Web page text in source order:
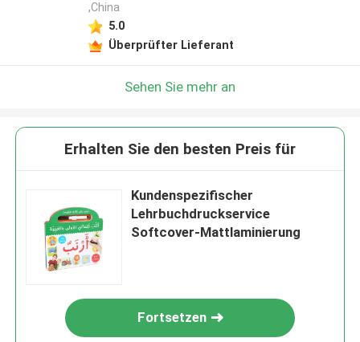
,China
5.0
Überprüfter Lieferant
Sehen Sie mehr an
Erhalten Sie den besten Preis für
Kundenspezifischer
Lehrbuchdruckservice
Softcover-Mattlaminierung
Fortsetzen